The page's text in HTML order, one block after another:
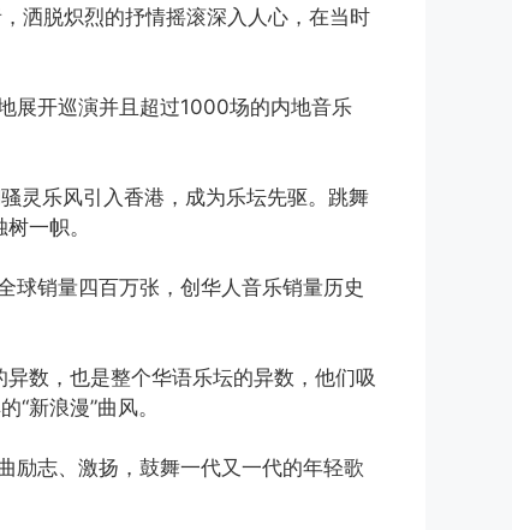
洒脱炽烈的抒情摇滚深入人心，在当时
展开巡演并且超过1000场的内地音乐
灵乐风引入香港，成为乐坛先驱。跳舞
一帜。
球销量四百万张，创华人音乐销量历史
数，也是整个华语乐坛的异数，他们吸
新浪漫”曲风。
励志、激扬，鼓舞一代又一代的年轻歌